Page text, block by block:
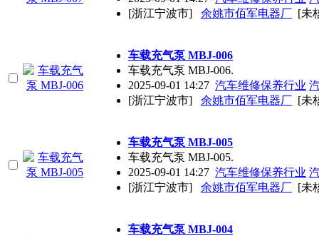
[浙江宁波市]
余姚市佰军电器厂 [未
车载充气泵 MBJ-006
车载充气泵 MBJ-006.
2025-09-01 14:27 汽车维修保养行业
[浙江宁波市]
余姚市佰军电器厂 [未
车载充气泵 MBJ-005
车载充气泵 MBJ-005.
2025-09-01 14:27 汽车维修保养行业
[浙江宁波市]
余姚市佰军电器厂 [未
车载充气泵 MBJ-004